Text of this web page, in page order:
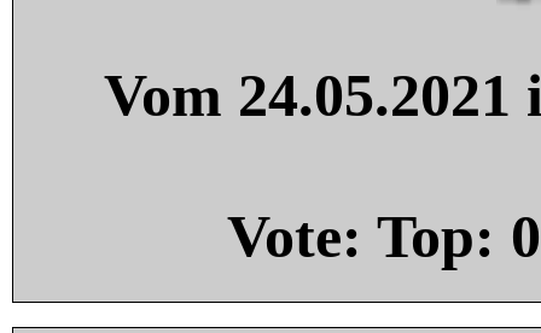
Vom
Vote: Top: 0